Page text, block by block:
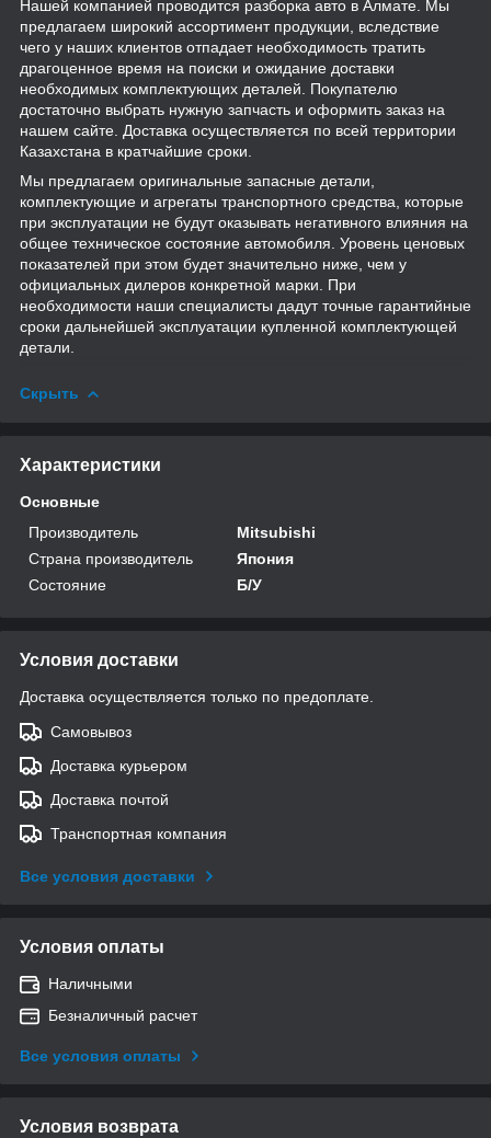
Нашей компанией проводится разборка авто в Алмате. Мы
предлагаем широкий ассортимент продукции, вследствие
чего у наших клиентов отпадает необходимость тратить
драгоценное время на поиски и ожидание доставки
необходимых комплектующих деталей. Покупателю
достаточно выбрать нужную запчасть и оформить заказ на
нашем сайте. Доставка осуществляется по всей территории
Казахстана в кратчайшие сроки.
Мы предлагаем оригинальные запасные детали,
комплектующие и агрегаты транспортного средства, которые
при эксплуатации не будут оказывать негативного влияния на
общее техническое состояние автомобиля. Уровень ценовых
показателей при этом будет значительно ниже, чем у
официальных дилеров конкретной марки. При
необходимости наши специалисты дадут точные гарантийные
сроки дальнейшей эксплуатации купленной комплектующей
детали.
Скрыть
Характеристики
Основные
Производитель
Mitsubishi
Страна производитель
Япония
Состояние
Б/У
Условия доставки
Доставка осуществляется только по предоплате.
Самовывоз
Доставка курьером
Доставка почтой
Транспортная компания
Все условия доставки
Условия оплаты
Наличными
Безналичный расчет
Все условия оплаты
Условия возврата